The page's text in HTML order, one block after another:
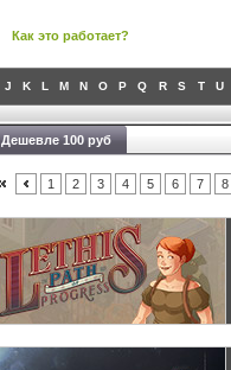
Как это работает?
J K L M N O P Q R S T U
Дешевле 100 руб
1 2 3 4 5 6 7 8